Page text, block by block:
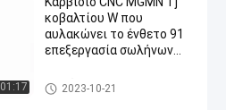
01:17
κοβαλτίου W που
αυλακώνει το ένθετο 91
επεξεργασία σωλήνων
CNC ένθετα καρβιδίου
2023-10-21